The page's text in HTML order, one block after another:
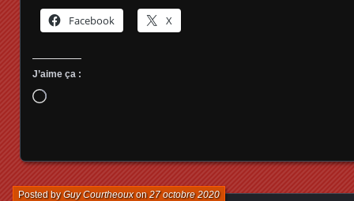
Facebook X
J’aime ça :
Chargement…
Posted byGuy Courtheouxon27 octobre 2020